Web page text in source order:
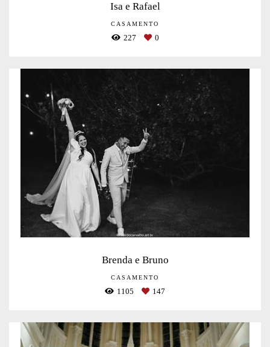
Isa e Rafael
CASAMENTO
227 0
Brenda e Bruno
CASAMENTO
1105 147